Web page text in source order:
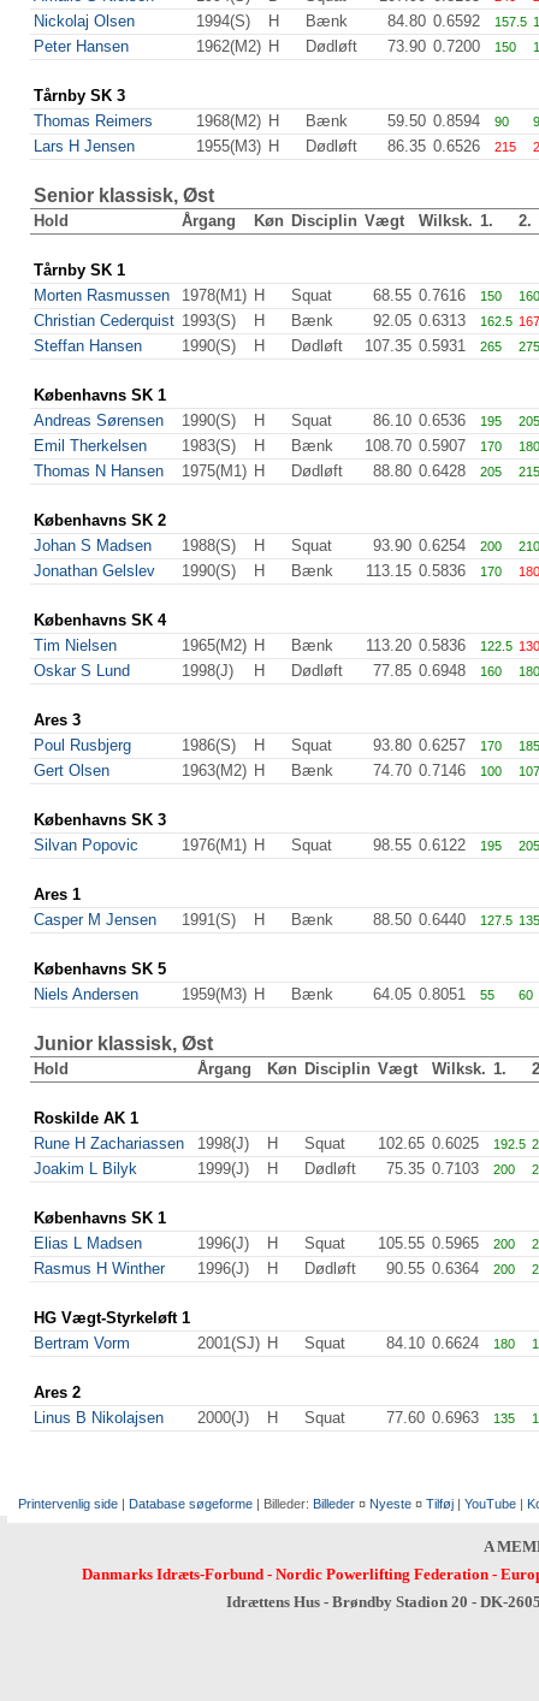
Nickolaj Olsen 1994(S) H Bænk 84.80 0.6592 157.5
Peter Hansen 1962(M2) H Dødløft 73.90 0.7200 150
Tårnby SK 3
Thomas Reimers
1968(M2) H Bænk 59.50 0.8594 90
Lars H Jensen 1955(M3) H Dødløft 86.35 0.6526 215
Senior klassisk, Øst
Hold Årgang Køn Disciplin Vægt Wilksk. 1. 2.
Tårnby SK 1
Morten Rasmussen
1978(M1) H Squat 68.55 0.7616 150 160
Christian Cederquist 1993(S) H Bænk 92.05 0.6313 162.5
Steffan Hansen 1990(S) H Dødløft 107.35 0.5931 265 275
Københavns SK 1
Andreas Sørensen
1990(S) H Squat 86.10 0.6536 195 205
Emil Therkelsen 1983(S) H Bænk 108.70 0.5907 170 180
Thomas N Hansen 1975(M1) H Dødløft 88.80 0.6428 205 215
Københavns SK 2
Johan S Madsen
1988(S) H Squat 93.90 0.6254 200 210
Jonathan Gelslev 1990(S) H Bænk 113.15 0.5836 170 180
Københavns SK 4
Tim Nielsen
1965(M2) H Bænk 113.20 0.5836 122.5 130
Oskar S Lund 1998(J) H Dødløft 77.85 0.6948 160 180
Ares 3
Poul Rusbjerg
1986(S) H Squat 93.80 0.6257 170 185
Gert Olsen 1963(M2) H Bænk 74.70 0.7146 100
Københavns SK 3
Silvan Popovic
1976(M1) H Squat 98.55 0.6122 195 205
Ares 1
Casper M Jensen
1991(S) H Bænk 88.50 0.6440 127.5 135
Københavns SK 5
Niels Andersen
1959(M3) H Bænk 64.05 0.8051 55 60
Junior klassisk, Øst
Hold Årgang Køn Disciplin Vægt Wilksk. 1.
Roskilde AK 1
Rune H Zachariassen
1998(J) H Squat 102.65 0.6025 192.5
Joakim L Bilyk 1999(J) H Dødløft 75.35 0.7103 200
Københavns SK 1
Elias L Madsen
1996(J) H Squat 105.55 0.5965 200
Rasmus H Winther 1996(J) H Dødløft 90.55 0.6364 200
HG Vægt-Styrkeløft 1
Bertram Vorm
2001(SJ) H Squat 84.10 0.6624 180
Ares 2
Linus B Nikolajsen
2000(J) H Squat 77.60 0.6963 135
Printervenlig side | Database søgeforme | Billeder: Billeder ¤ Nyeste ¤ Tilføj | YouTube |
A
Danmarks Idræts-Forbund- Nordic Powerlifting Federation-
Idrættens Hus - Brøndby Stadion 20 - DK-